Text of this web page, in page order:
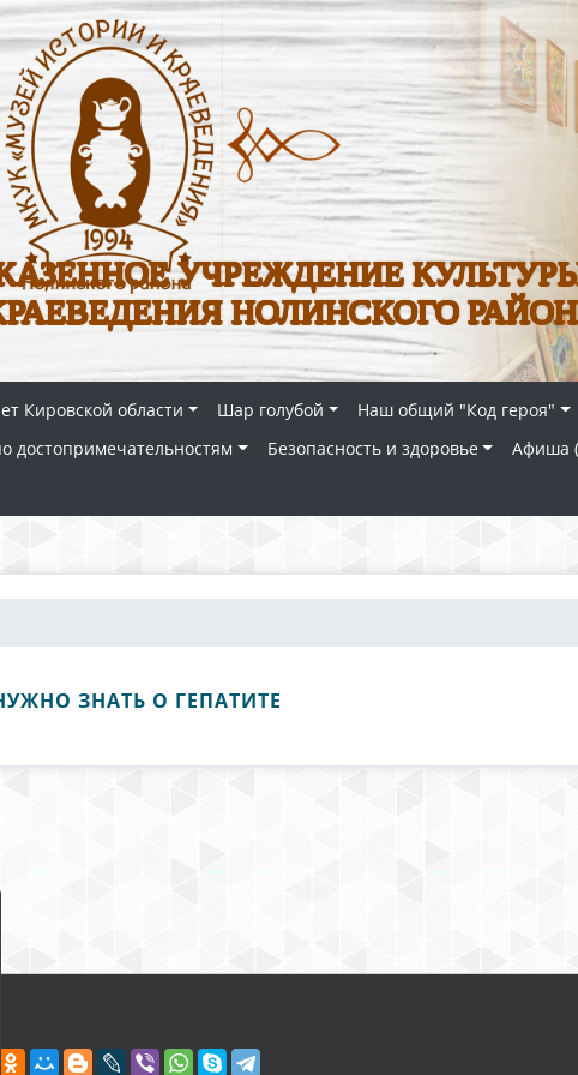
УЧРЕЖДЕНИЕ
НОЛИНСКОГО
Кировской области Шар голубой Наш общий "Код героя"
достопримечательностям Безопасность и здоровье
Афиша
ЗНАТЬ О ГЕПАТИТЕ